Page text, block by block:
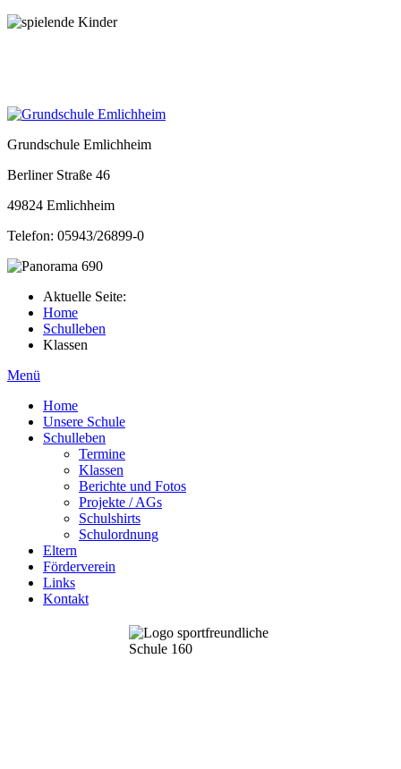
Grundschule Emlichheim
Berliner Straße 46
49824 Emlichheim
Telefon: 05943/26899-0
Aktuelle Seite:
Home
Schulleben
Klassen
Menü
Home
Unsere Schule
Schulleben
Termine
Klassen
Berichte und Fotos
Projekte / AGs
Schulshirts
Schulordnung
Eltern
Förderverein
Links
Kontakt